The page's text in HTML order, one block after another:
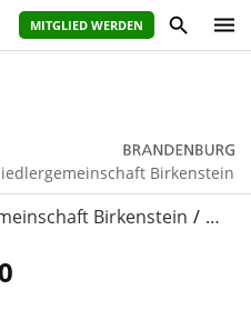
MITGLIED WERDEN
Birkenstein
Birkenstein …